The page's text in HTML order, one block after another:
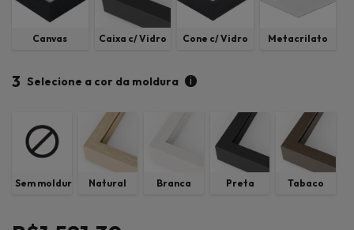
Canvas Caixa c/ Vidro Cone c/ Vidro Metacrilato
3 Selecione a cor da moldura i
Sem moldura Natural Branca Preta Tabaco